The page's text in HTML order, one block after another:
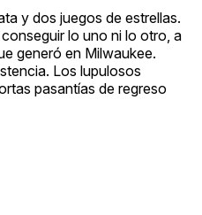
y dos juegos de estrellas.
lo uno ni lo otro, a
generó en Milwaukee.
Los lupulosos
pasantías de regreso